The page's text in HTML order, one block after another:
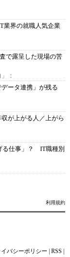
業界の就職人気企業
で露呈した現場の苦
：
データ連携」が残る
が上がる人／上がら
る仕事」？ IT職種別
利用規約
イバシーポリシー RSS